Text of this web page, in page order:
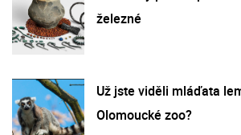
železné
Už jste viděli mláďata
Olomoucké zoo?